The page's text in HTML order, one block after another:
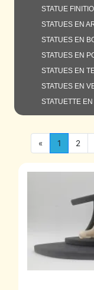
STATUE
STATUES EN
STATUES EN
STATUES EN
STATUES EN
STATUES EN
STATUETTE
« 1 2